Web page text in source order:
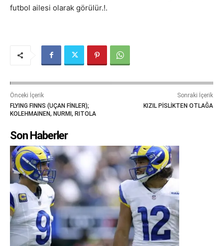
futbol ailesi olarak görülür.!.
Önceki İçerik
FLYING FINNS (UÇAN FİNLER);
KOLEHMAINEN, NURMI, RITOLA
Sonraki İçerik
KIZIL PİSLİKTEN OTLAĞA
Son Haberler